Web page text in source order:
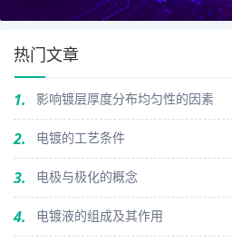
热门文章
1. 影响镀层厚度分布均匀性的因素
2. 电镀的工艺条件
3. 电极与极化的概念
4. 电镀液的组成及其作用